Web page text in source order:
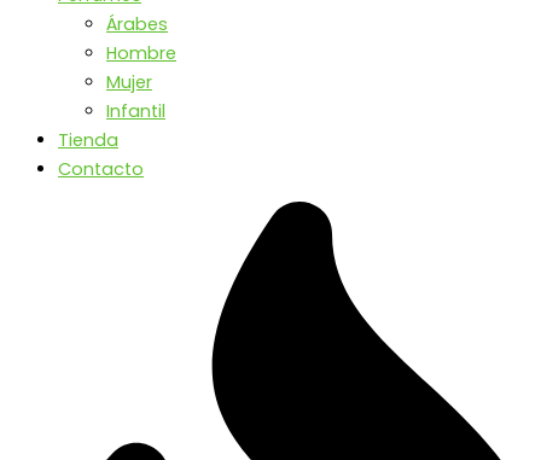
Árabes
Hombre
Mujer
Infantil
Tienda
Contacto